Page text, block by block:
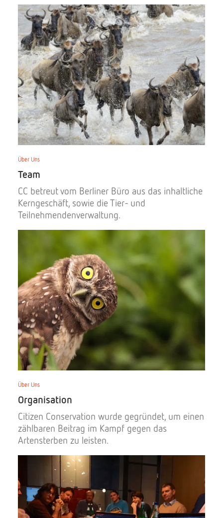
Über Uns
Team
CC betreut vom Berliner Büro aus das inhaltliche
Kerngeschäft, sowie die Tier- und
Teilnehmendenverwaltung.
Über Uns
Organisation
Citizen Conservation wurde gegründet, um einen
zählbaren Beitrag im Kampf gegen das
Artensterben zu leisten.